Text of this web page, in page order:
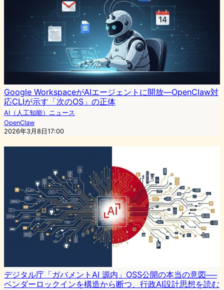
Google WorkspaceがAIエージェントに開放—OpenClaw対
応CLIが示す「次のOS」の正体
AI（人工知能）ニュース
OpenClaw
2026年3月8日17:00
デジタル庁「ガバメントAI 源内」OSS公開の本当の意図──
ベンダーロックインを構造から断つ、行政AI設計思想を読む